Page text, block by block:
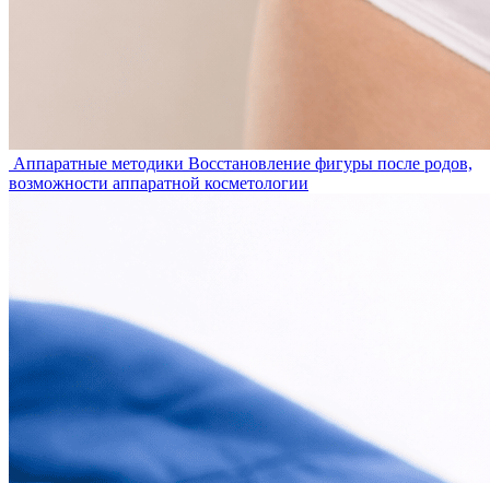
Аппаратные методики Восстановление фигуры после родов,
возможности аппаратной косметологии